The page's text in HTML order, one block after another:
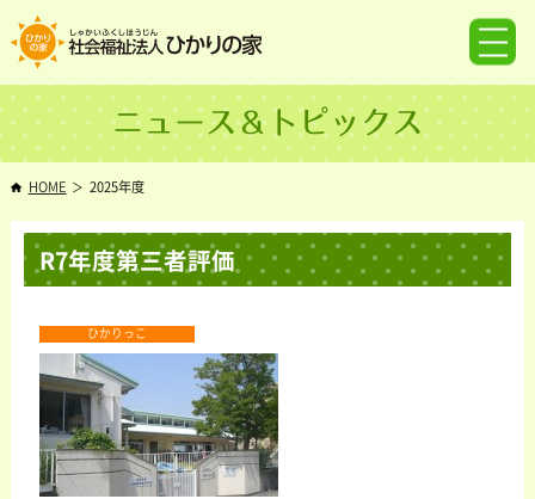
ニュース＆トピックス
HOME 2025年度
R7年度第三者評価
ひかりっこ